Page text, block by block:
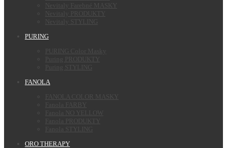
Nevitaly Farebné MASKY
Nevitaly PRODUKTY
Nevitaly STYLING
PURING
PURING Color Masky
Puring PRODUKTY
Puring STYLING
FANOLA
FANOLA COLOR MASKY
Fanola FARBY
Fanola NO YELLOW
Fanola PRODUKTY
Fanola STYLING
ORO THERAPY